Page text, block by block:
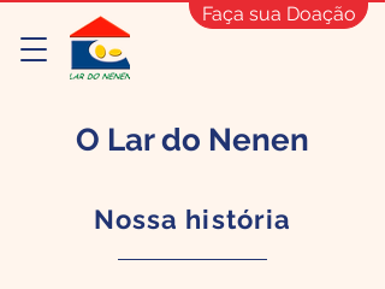
Faça sua Doação
O Lar do Nenen
Nossa história